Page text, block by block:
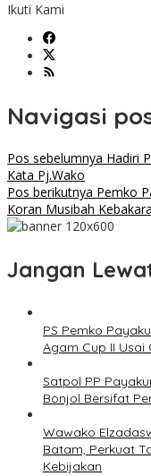
Ikuti Kami
Navigasi
Pos sebelumnya Hadiri
Kata Pj.Wako
Pos berikutnya Pemko
Koran Musibah
Jangan
PS Pemko
Agam Cup II Usai
Satpol PP
Bonjol Bersifat
Wawako
Batam, Perkuat
Kebijakan